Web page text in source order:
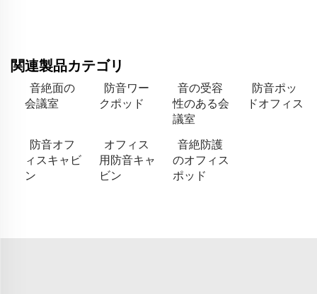
関連製品カテゴリ
音絶面の
会議室
防音ワー
クポッド
音の受容
性のある会
議室
防音ポッ
ドオフィス
防音オフ
ィスキャビ
ン
オフィス
用防音キャ
ビン
音絶防護
のオフィス
ポッド